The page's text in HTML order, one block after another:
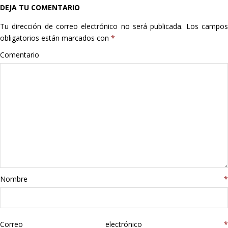
Hogar
Informática
Listas
libros
DEJA TU COMENTARIO
Tu dirección de correo electrónico no será publicada. Los campos
obligatorios están marcados con *
Comentario
Nombre *
Correo electrónico *